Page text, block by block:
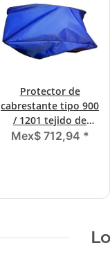
Protector de
cabrestante tipo 900
/ 1201 tejido de
nailon
Mex$ 712,94 *